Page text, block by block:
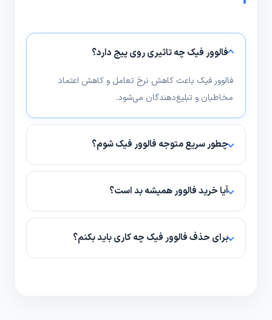
فالوور فیک چه تاثیری روی پیج دارد؟
فالوور فیک باعث کاهش نرخ تعامل و کاهش اعتماد
مخاطبان و تبلیغ‌دهندگان می‌شود.
چطور سریع متوجه فالوور فیک شوم؟
ردیابی افزایش ناگهانی فالوور، پروفایل‌های بدون عکس و
نام‌های عجیب، و کاهش نسبت تعامل نشانه‌های
آیا خرید فالوور همیشه بد است؟
خرید فالوور به شرط انتخاب سرویس باکیفیت و استراتژی
درست می‌تواند به دیده شدن کمک کند؛ مهم حفظ
برای حذف فالوور فیک چه کاری باید بکنم؟